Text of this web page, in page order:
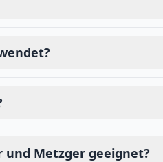
Metzger geeignet?